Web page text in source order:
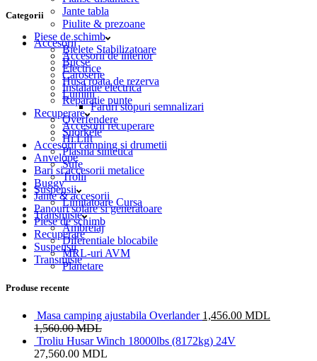
Jante tabla
Piulite & prezoane
Piese de schimb
Bielete Stabilizatoare
Bucse
Caroserie
Instalatie electrica
Reparatie punte
Recuperare
Accesorii recuperare
Hi Lift
Plasma sintetica
Sufe
Trolii
Suspensii
Limitatoare Cursa
Transmisie
Ambreiaj
Diferentiale blocabile
MRL-uri AVM
Planetare
Categorii
Accesorii
Accesorii de interior
Electrice
Husa roata de rezerva
Lumini
Faruri stopuri semnalizari
Overfendere
Snorkele
Accesorii camping si drumetii
Anvelope
Bari si accesorii metalice
Buggy
Jante & accesorii
Panouri solare si generatoare
Piese de schimb
Recuperare
Suspensii
Transmisie
Produse recente
Masa camping ajustabila Overlander 1,456.00 MDL
1,560.00MDL
Troliu Husar Winch 18000lbs (8172kg) 24V
27,560.00 MDL